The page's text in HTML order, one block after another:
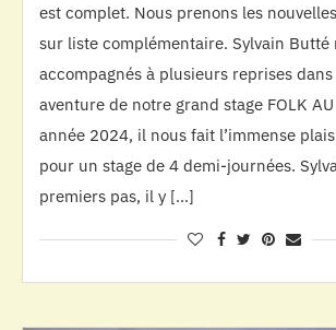
est complet. Nous prenons les
sur liste complémentaire. Sylvain Butté
accompagnés à plusieurs reprises
aventure de notre grand stage FOLK AU
année 2024, il nous fait l’immense
pour un stage de 4 demi-journées.
premiers pas, il y […]